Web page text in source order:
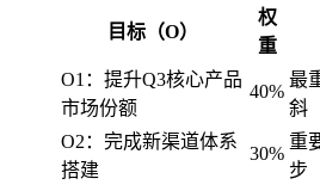
目标（O）
权
重
O1：提升Q3核心产品
市场份额
40%
最
斜
O2：完成新渠道体系
搭建
30%
重
步